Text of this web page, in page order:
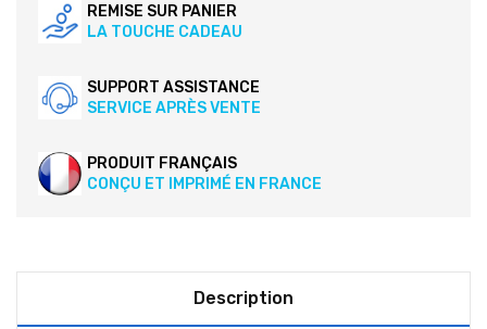
REMISE SUR PANIER
LA TOUCHE CADEAU
SUPPORT ASSISTANCE
SERVICE APRÈS VENTE
PRODUIT FRANÇAIS
CONÇU ET IMPRIMÉ EN FRANCE
Description